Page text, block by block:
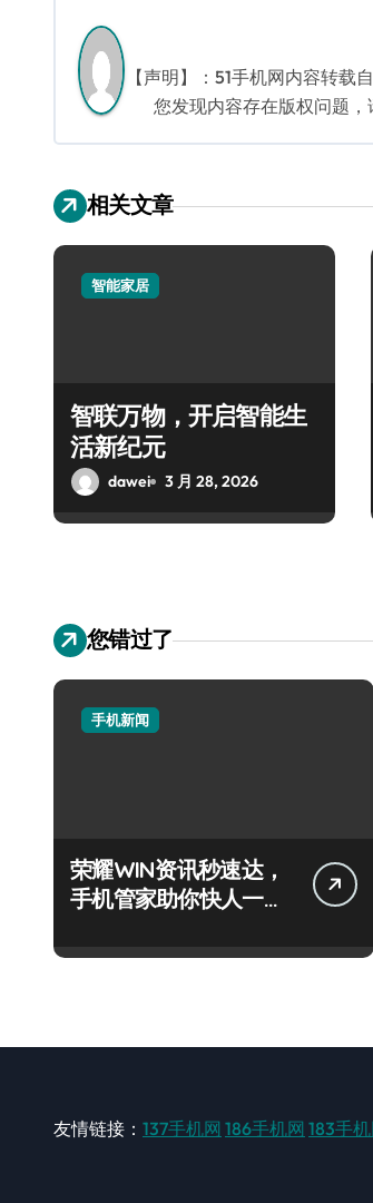
航
【声明】：51手机网内容转
您发现内容存在版权问题
相关文章
智能家居
智联万物，开启智能生
活新纪元
dawei 3 月 28, 2026
您错过了
手机新闻
荣耀WIN资讯秒速达，
手机管家助你快人一步
友情链接： 137手机网 186手机网 183手